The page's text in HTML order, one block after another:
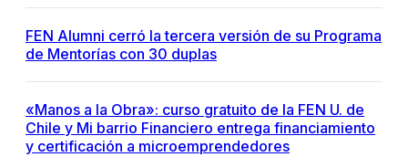
FEN Alumni cerró la tercera versión de su Programa
de Mentorías con 30 duplas
«Manos a la Obra»: curso gratuito de la FEN U. de
Chile y Mi barrio Financiero entrega financiamiento
y certificación a microemprendedores